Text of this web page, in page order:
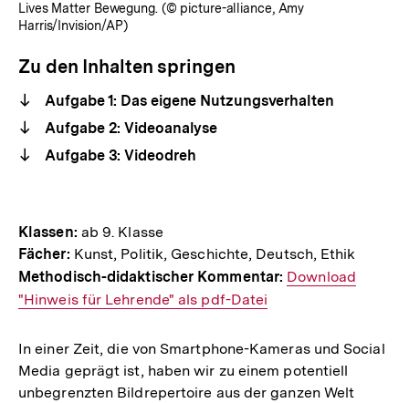
Lives Matter Bewegung. (© picture-alliance, Amy
Harris/Invision/AP)
Zu den Inhalten springen
Aufgabe 1: Das eigene Nutzungsverhalten
Aufgabe 2: Videoanalyse
Aufgabe 3: Videodreh
Klassen: ab 9. Klasse
Fächer: Kunst, Politik, Geschichte, Deutsch, Ethik
Methodisch-didaktischer Kommentar: Interner
Download
"Hinweis für Lehrende" als pdf-Datei
In einer Zeit, die von Smartphone-Kameras und Social
Media geprägt ist, haben wir zu einem potentiell
unbegrenzten Bildrepertoire aus der ganzen Welt